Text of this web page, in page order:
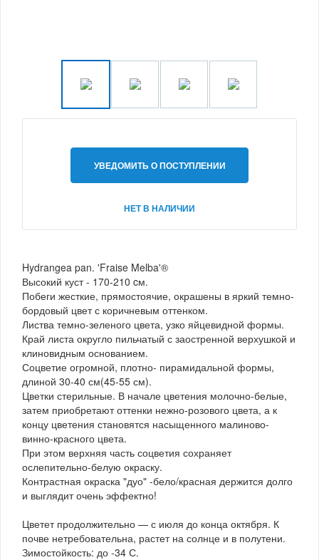
УВЕДОМИТЬ О ПОСТУПЛЕНИИ
НЕТ В НАЛИЧИИ
Hydrangea pan. 'Fraise Melba'®
Высокий куст - 170-210 cм.
Побеги жесткие, прямостоячие, окрашены в яркий темно-
бордовый цвет с коричневым оттенком.
Листва темно-зеленого цвета, узко яйцевидной формы.
Край листа округло пильчатый с заостренной верхушкой и
клиновидным основанием.
Соцветие огромной, плотно- пирамидальной формы,
длиной 30-40 см(45-55 см).
Цветки стерильные. В начале цветения молочно-белые,
затем приобретают оттенки нежно-розового цвета, а к
концу цветения становятся насыщенного малиново-
винно-красного цвета.
При этом верхняя часть соцветия сохраняет
ослепительно-белую окраску.
Контрастная окраска "дуо" -бело/красная держится долго
и выглядит очень эффектно!
Цветет продолжительно — с июля до конца октября. К
почве нетребовательна, растет на солнце и в полутени.
Зимостойкость: до -34 С.